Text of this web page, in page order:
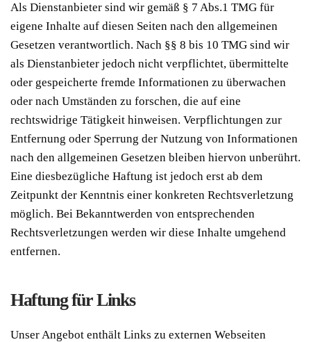
Als Dienstanbieter sind wir gemäß § 7 Abs.1 TMG für
eigene Inhalte auf diesen Seiten nach den allgemeinen
Gesetzen verantwortlich. Nach §§ 8 bis 10 TMG sind wir
als Dienstanbieter jedoch nicht verpflichtet, übermittelte
oder gespeicherte fremde Informationen zu überwachen
oder nach Umständen zu forschen, die auf eine
rechtswidrige Tätigkeit hinweisen. Verpflichtungen zur
Entfernung oder Sperrung der Nutzung von Informationen
nach den allgemeinen Gesetzen bleiben hiervon unberührt.
Eine diesbezügliche Haftung ist jedoch erst ab dem
Zeitpunkt der Kenntnis einer konkreten Rechtsverletzung
möglich. Bei Bekanntwerden von entsprechenden
Rechtsverletzungen werden wir diese Inhalte umgehend
entfernen.
Haftung für Links
Unser Angebot enthält Links zu externen Webseiten